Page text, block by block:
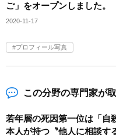
ご」をオープンしました。
2020-11-17
プロフィール写真
この分野の専門家が
若年層の死因第一位は「自
本人が持つ〝他人に相談す